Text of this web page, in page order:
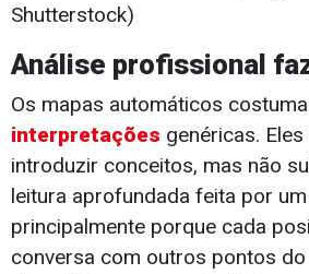
Shutterstock)
Análise profissional
Os mapas automáticos
interpretações genéricas.
introduzir conceitos, mas não
leitura aprofundada feita por
principalmente porque cada
conversa com outros pontos